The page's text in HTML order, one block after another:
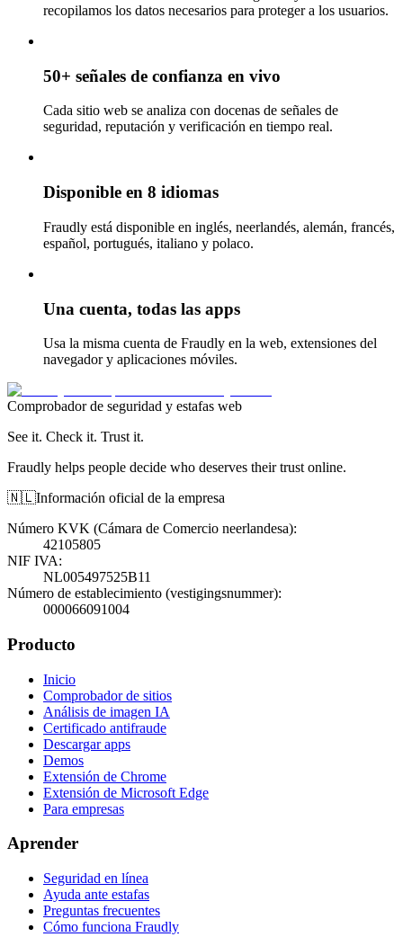
recopilamos los datos necesarios para proteger a los usuarios.
50+ señales de confianza en vivo
Cada sitio web se analiza con docenas de señales de
seguridad, reputación y verificación en tiempo real.
Disponible en 8 idiomas
Fraudly está disponible en inglés, neerlandés, alemán, francés,
español, portugués, italiano y polaco.
Una cuenta, todas las apps
Usa la misma cuenta de Fraudly en la web, extensiones del
navegador y aplicaciones móviles.
Comprobador de seguridad y estafas web
See it. Check it. Trust it.
Fraudly helps people decide who deserves their trust online.
🇳🇱Información oficial de la empresa
Número KVK (Cámara de Comercio neerlandesa):
42105805
NIF IVA:
NL005497525B11
Número de establecimiento (vestigingsnummer):
000066091004
Producto
Inicio
Comprobador de sitios
Análisis de imagen IA
Certificado antifraude
Descargar apps
Demos
Extensión de Chrome
Extensión de Microsoft Edge
Para empresas
Aprender
Seguridad en línea
Ayuda ante estafas
Preguntas frecuentes
Cómo funciona Fraudly